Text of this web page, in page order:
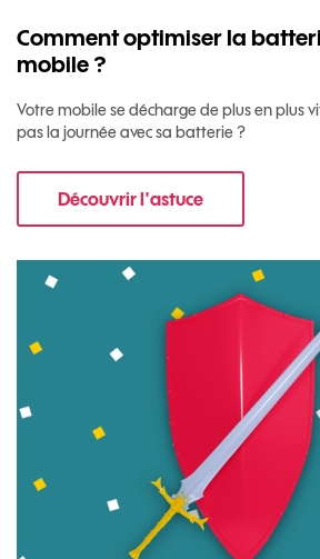
Comment optimiser la
mobile ?
Votre mobile se décharge de plus en plus
pas la journée avec sa batterie ?
Découvrir l'astuce
pour Comment